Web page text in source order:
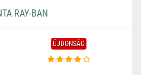
RAY-BAN
ÚJDONSÁG